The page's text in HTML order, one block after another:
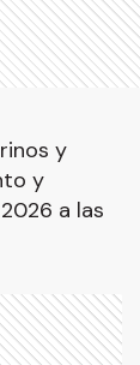
y
y
a las